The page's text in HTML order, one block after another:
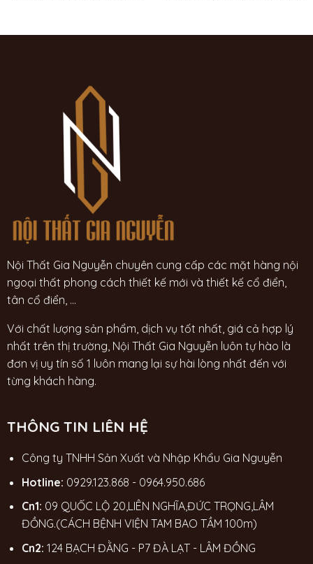
Nội Thất Gia Nguyễn chuyên cung cấp các mặt hàng nội
ngoại thất phong cách thiết kế mới và thiết kế cổ điển,
tân cổ điển, ...
Với chất lượng sản phẩm, dịch vụ tốt nhất, giá cả hợp lý
nhất trên thị trường, Nội Thất Gia Nguyễn luôn tự hào là
đơn vị uy tín số 1 luôn mang lại sự hài lòng nhất đến với
từng khách hàng.
THÔNG TIN LIÊN HỆ
Công ty TNHH Sản Xuất và Nhập Khẩu Gia Nguyễn
Hotline: 0929.123.868 - 0964.950.686
Cn1: 09 QUỐC LỘ 20,LIÊN NGHĨA,ĐỨC TRỌNG,LÂM
ĐỒNG.(CÁCH BỆNH VIỆN TAM BAO TẦM 100m)
Cn2: 124 BẠCH ĐẰNG - P7 ĐÀ LẠT - LÂM ĐỒNG